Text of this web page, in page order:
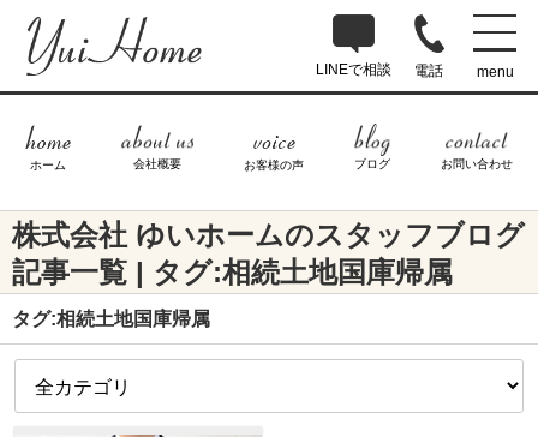
LINEで相談 電話 menu
ホーム 会社概要 お客様の声 ブログ お問い合わせ
株式会社 ゆいホームのスタッフブログ
記事一覧 | タグ:相続土地国庫帰属
タグ:相続土地国庫帰属